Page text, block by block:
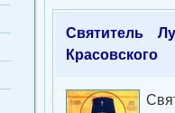
Святитель
Красовского